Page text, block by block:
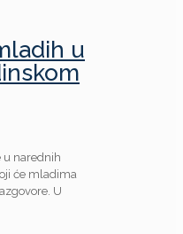
u
u narednih
će mladima
U